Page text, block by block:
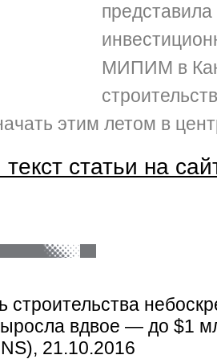
МИПИМ в
этим летом в
статьи на
строительства
вдвое — до $1
21.10.2016